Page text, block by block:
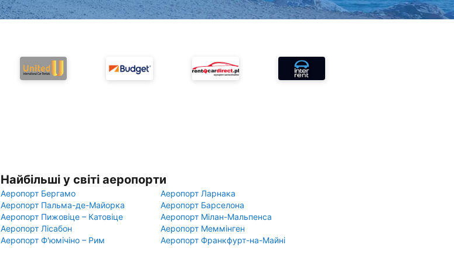
Найбільші у світі аеропорти
Аеропорт Бергамо
Аеропорт Ларнака
Аеропорт Пальма-де-Майорка
Аеропорт Барселона
Аеропорт Пижовіце – Катовіце
Аеропорт Мілан-Мальпенса
Аеропорт Лісабон
Аеропорт Меммінген
Аеропорт Ф'юмічіно – Рим
Аеропорт Франкфурт-на-Майні